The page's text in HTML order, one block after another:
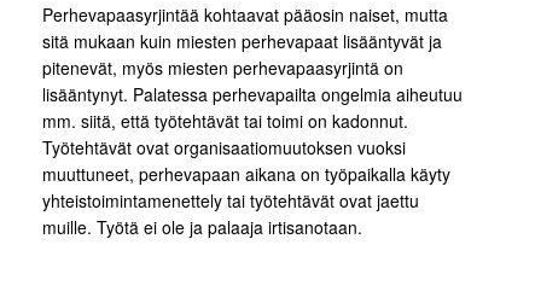
Perhevapaasyrjintää kohtaavat pääosin naiset, mutta
sitä mukaan kuin miesten perhevapaat lisääntyvät ja
pitenevät, myös miesten perhevapaasyrjintä on
lisääntynyt. Palatessa perhevapailta ongelmia aiheutuu
mm. siitä, että työtehtävät tai toimi on kadonnut.
Työtehtävät ovat organisaatiomuutoksen vuoksi
muuttuneet, perhevapaan aikana on työpaikalla käyty
yhteistoimintamenettely tai työtehtävät ovat jaettu
muille. Työtä ei ole ja palaaja irtisanotaan.